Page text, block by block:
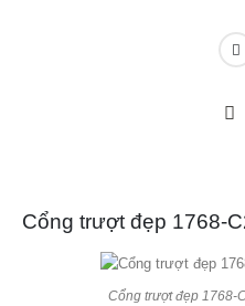
Cổng trượt đẹp 1768-
Cổng trượt đẹp 1768-